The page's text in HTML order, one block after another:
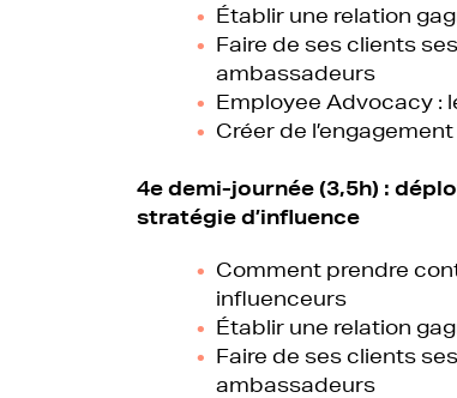
Établir une relation
Faire de ses clients
ambassadeurs
Employee Advocacy :
Créer de l’engagement
4e demi-journée (3,5h) : d
stratégie d’influence
Comment prendre
influenceurs
Établir une relation
Faire de ses clients
ambassadeurs